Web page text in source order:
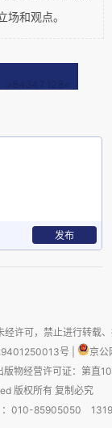
的广泛兴趣与
尼治天文台创
是通过天文观
与日晕。1701
定时刻。1703
蒂德说：“今年
和观点。
发布
许可，禁止进行转载
号
京公
版物经营许可证：第直
版权所有 复制必究
：010-85905050